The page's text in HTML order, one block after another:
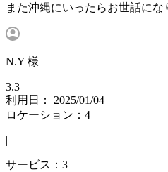
また沖縄にいったらお世話にな
N.Y 様
3.3
利用日： 2025/01/04
ロケーション：4
|
サービス：3